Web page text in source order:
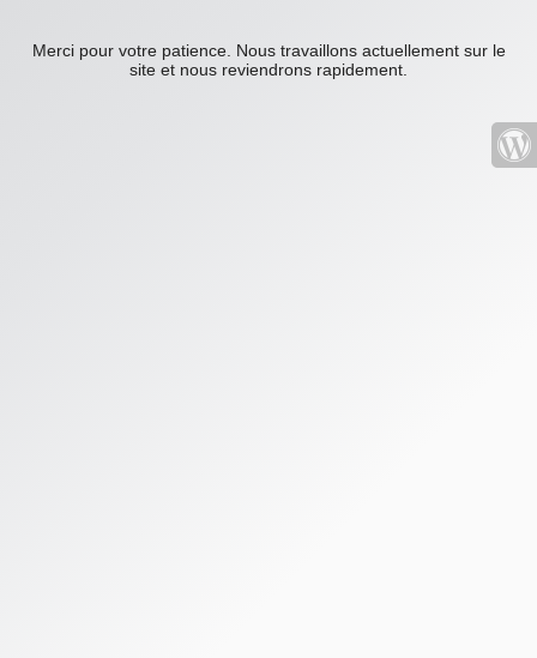
Merci pour votre patience. Nous travaillons actuellement sur le
site et nous reviendrons rapidement.